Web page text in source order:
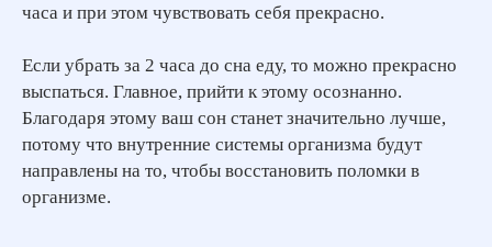
часа и при этом чувствовать себя прекрасно.
Если убрать за 2 часа до сна еду, то можно прекрасно
выспаться. Главное, прийти к этому осознанно.
Благодаря этому ваш сон станет значительно лучше,
потому что внутренние системы организма будут
направлены на то, чтобы восстановить поломки в
организме.